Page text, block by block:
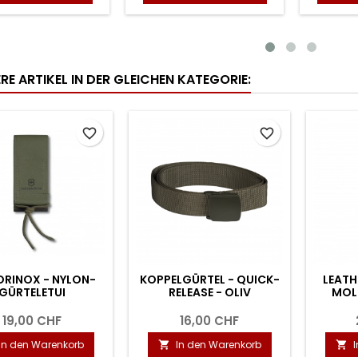
ARTIKEL IN DER GLEICHEN KATEGORIE:
- NYLON-
GÜRTELETUI
19,00 CHF
den Warenkorb
favorite_border
KOPPELGÜRTEL - QUICK-
RELEASE - OLIV
16,00 CHF
 In den Warenkorb
favorite_border
